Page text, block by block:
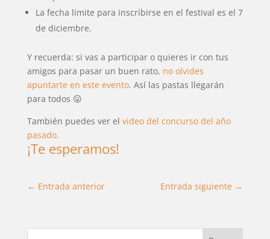
La fecha límite para inscribirse en el festival es el 7
de diciembre.
Y recuerda: si vas a participar o quieres ir con tus
amigos para pasar un buen rato, no olvides
apuntarte en este evento. Así las pastas llegarán
para todos 😛
También puedes ver el video del concurso del año
pasado.
¡Te esperamos!
← Entrada anterior Entrada siguiente →